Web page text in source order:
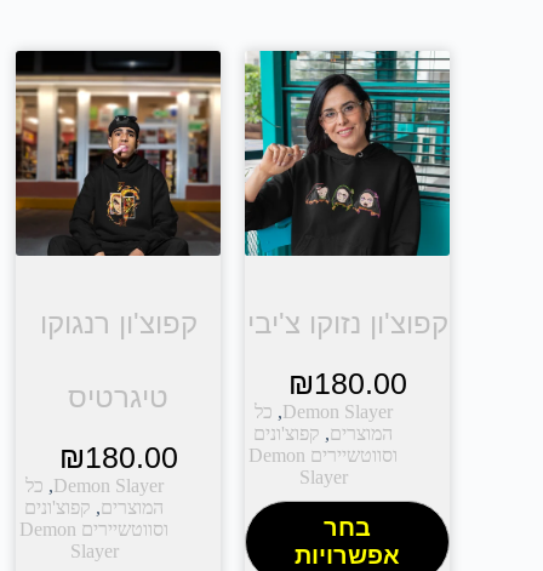
קפוצ'ון נזוקו צ'יבי
₪180.00
Demon Slayer
, כל
המוצרים, קפוצ'ונים
וסווטשיירים Demon
Slayer
בחר
אפשרויות
קפוצ'ון רנגוקו
טיגרטיס
₪180.00
Demon Slayer
, כל
המוצרים, קפוצ'ונים
וסווטשיירים Demon
Slayer